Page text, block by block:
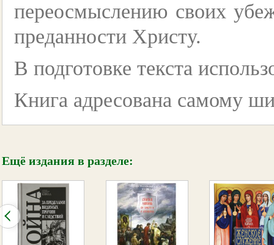
переосмыслению своих
преданности Христу.
В подготовке текста
Книга адресована самому
Ещё издания в разделе: